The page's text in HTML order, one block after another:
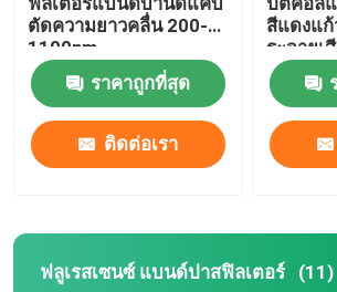
เครื่องแยกรังสีแสง
แว่นป้องกันแสงสว่าง
ตัดความยาวคลื่น 200-
1100nm
ราคาถูกที่สุด
ติดต่อเรา
สีแดงแก้
ระจายเ
ฟลูเรสเซนซ์ แบนด์ปาสฟิลเตอร์ (11)